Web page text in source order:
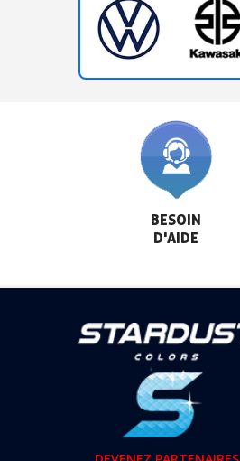
BESOIN
D'AIDE